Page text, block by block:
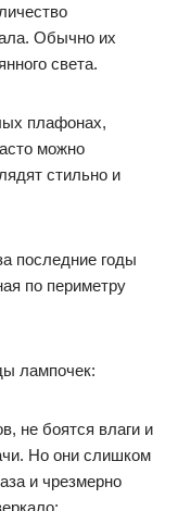
Обычно их
света.
плафонах,
можно
стильно и
последние годы
по периметру
лампочек:
не боятся влаги и
Но они слишком
и чрезмерно